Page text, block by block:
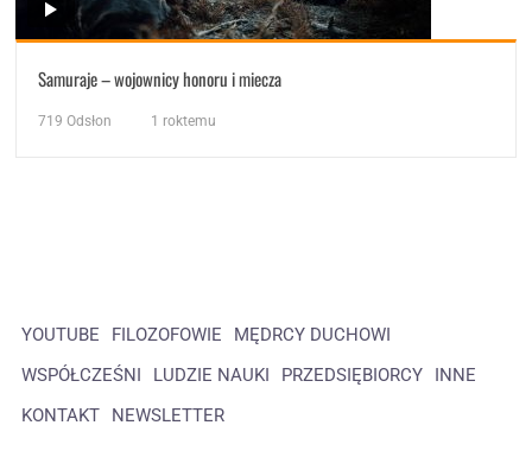
Samuraje – wojownicy honoru i miecza
719 Odsłon 1 roktemu
YOUTUBE FILOZOFOWIE
MĘDRCY DUCHOWI
WSPÓŁCZEŚNI
LUDZIE NAUKI PRZEDSIĘBIORCY
INNE
KONTAKT
NEWSLETTER